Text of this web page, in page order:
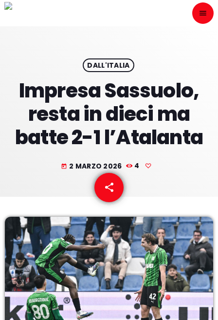
menu
play_arrow ONAIR
NUESTRAS FRECUENCIAS
EQUIPO
NOTICIAS
CONTACTO
DALL'ITALIA
Impresa Sassuolo,
resta in dieci ma
batte 2-1 l’Atalanta
today 2 MARZO 2026 4
share
email